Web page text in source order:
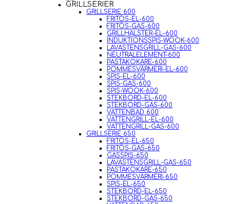
GRILLSERIER
GRILLSERIE 600
FRITÖS-EL-600
FRITÖS-GAS-600
GRILLHALSTER-EL-600
INDUKTIONSSPIS-WOOK-600
LAVASTENSGRILL-GAS-600
NEUTRALELEMENT-600
PASTAKOKARE-600
POMMESVÄRMERI-EL-600
SPIS-EL-600
SPIS-GAS-600
SPIS-WOOK-600
STEKBORD-EL-600
STEKBORD-GAS-600
VATTENBAD 600
VATTENGRILL-EL-600
VATTENGRILL-GAS-600
GRILLSERIE 650
FRITÖS-EL-650
FRITÖS-GAS-650
GASSPIS-650
LAVASTENSGRILL-GAS-650
PASTAKOKARE-650
POMMESVÄRMERI-650
SPIS-EL-650
STEKBORD-EL-650
STEKBORD-GAS-650